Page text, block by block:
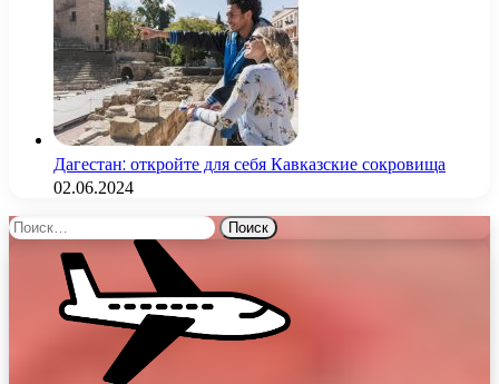
Дагестан: откройте для себя Кавказские сокровища
02.06.2024
Найти: